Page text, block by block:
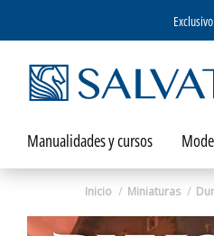
Manualidades y cursos
Inicio Miniaturas
Zoom